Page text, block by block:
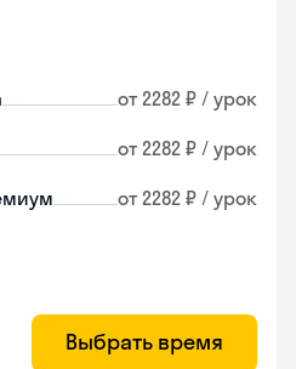
от 2282 ₽ / урок
от 2282 ₽ / урок
от 2282 ₽ / урок
Выбрать время